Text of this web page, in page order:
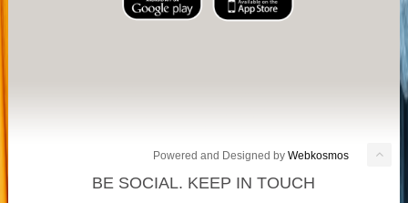
Powered and Designed byWebkosmos
BE SOCIAL. KEEP IN TOUCH